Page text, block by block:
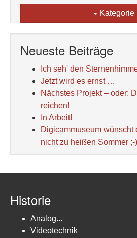
Kategorie
Neueste Beiträge
Ich seh' den
Jetzt wird es ernst …
Nächstes Projekt – oder:
reichen!
In Arbeit!
Digicammuseum wünscht
nicht zu heißen Sommer ;-)
Historie
Analog...
Videotechnik